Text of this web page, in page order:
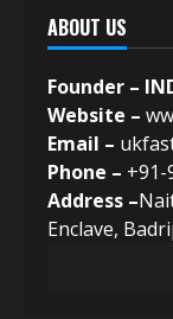
ABOUT US
Founder –
Website –
Email –
Phone – +91-
Address –
Enclave,